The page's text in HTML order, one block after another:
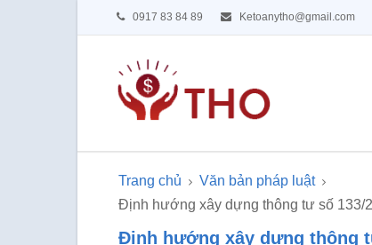
0917 83 84 89 Ketoanytho@gmail.com
Trang chủ
Văn bản pháp luật
Định hướng xây dựng thông tư số 133/
Định hướng xây dựng thông